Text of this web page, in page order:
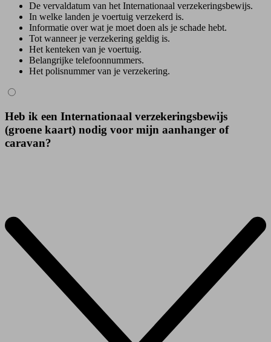
De vervaldatum van het Internationaal verzekeringsbewijs.
In welke landen je voertuig verzekerd is.
Informatie over wat je moet doen als je schade hebt.
Tot wanneer je verzekering geldig is.
Het kenteken van je voertuig.
Belangrijke telefoonnummers.
Het polisnummer van je verzekering.
Heb ik een Internationaal verzekeringsbewijs
(groene kaart) nodig voor mijn aanhanger of
caravan?